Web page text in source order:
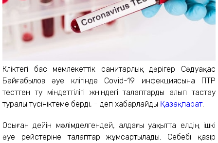
Көліктегі бас мемлекеттік санитарлық дәрігер Сәдуақас
Байғабылов әуе көлігінде Covid-19 инфекциясына ПТР
тесттен өту міндеттілігі жөніндегі талаптарды алып тастау
туралы түсініктеме берді, - деп хабарлайды Қазақпарат.
Осыған дейін мәлімделгендей, алдағы уақытта елдің ішкі
әуе рейстеріне талаптар жұмсартылады. Себебі қазір